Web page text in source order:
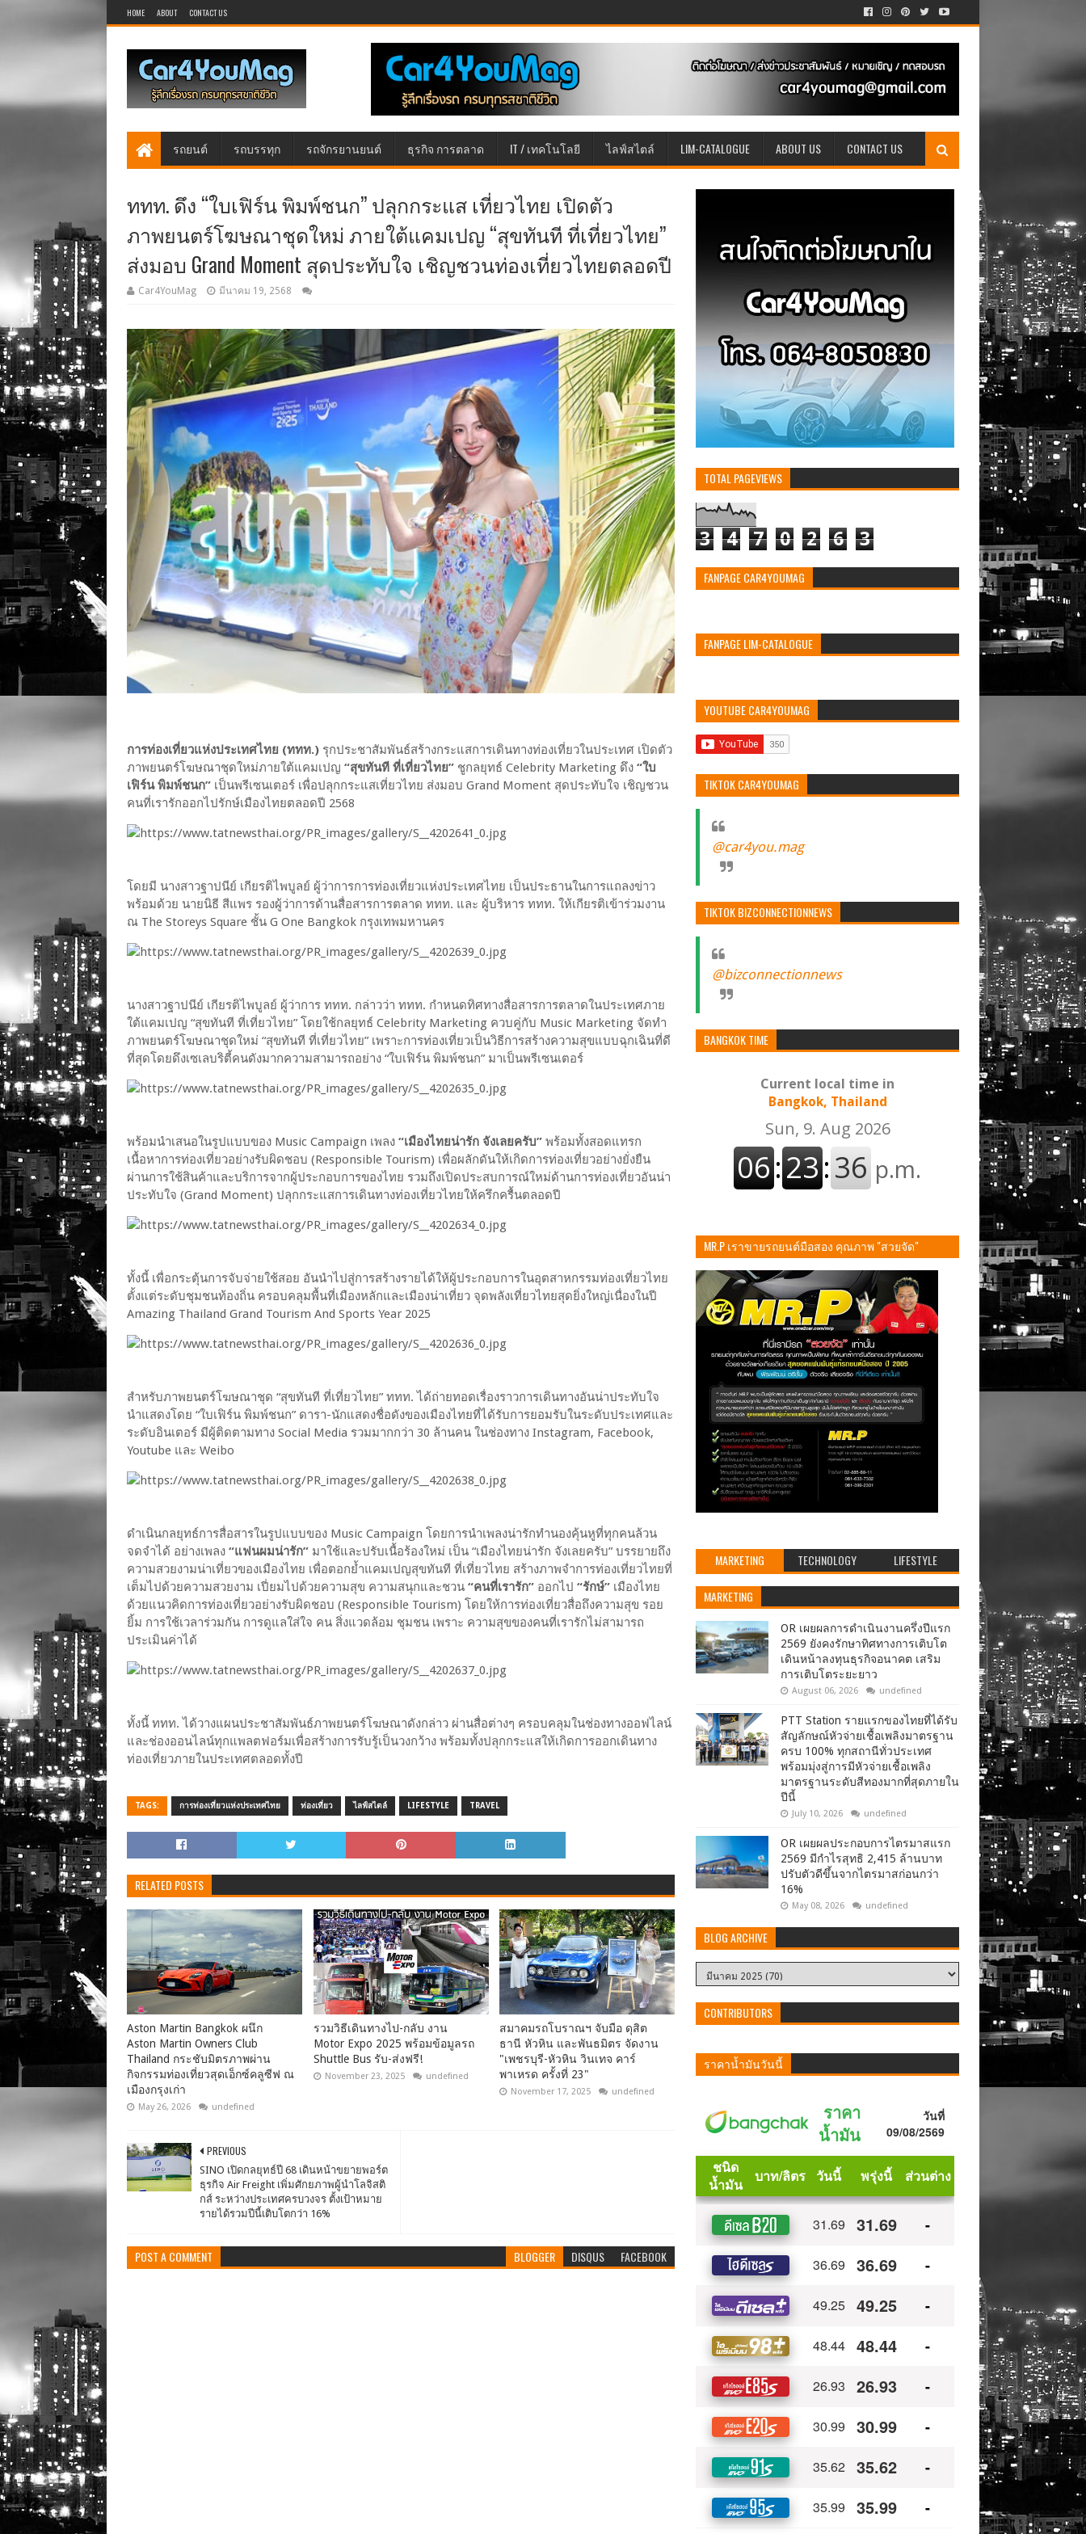
HOME ABOUT CONTACT US
รถยนต์ รถบรรทุก รถจักรยานยนต์ ธุรกิจ การตลาด IT / เทคโนโลยี ไลฟ์สไตล์ LIM-CATALOGUE ABOUT US CONTACT US
ททท. ดึง “ใบเฟิร์น พิมพ์ชนก” ปลุกกระแส เที่ยวไทย เปิดตัว
ภาพยนตร์โฆษณาชุดใหม่ ภายใต้แคมเปญ “สุขทันที ที่เที่ยวไทย”
ส่งมอบ Grand Moment สุดประทับใจ เชิญชวนท่องเที่ยวไทยตลอดปี
Car4YouMag มีนาคม 19, 2568
การท่องเที่ยวแห่งประเทศไทย (ททท.) รุกประชาสัมพันธ์สร้างกระแสการเดินทางท่องเที่ยวในประเทศ เปิดตัว
ภาพยนตร์โฆษณาชุดใหม่ภายใต้แคมเปญ “สุขทันที ที่เที่ยวไทย” ชูกลยุทธ์ Celebrity Marketing ดึง “ใบ
เฟิร์น พิมพ์ชนก” เป็นพรีเซนเตอร์ เพื่อปลุกกระแสเที่ยวไทย ส่งมอบ Grand Moment สุดประทับใจ เชิญชวน
คนที่เรารักออกไปรักษ์เมืองไทยตลอดปี 2568
โดยมี นางสาวฐาปนีย์ เกียรติไพบูลย์ ผู้ว่าการการท่องเที่ยวแห่งประเทศไทย เป็นประธานในการแถลงข่าว
พร้อมด้วย นายนิธี สีแพร รองผู้ว่าการด้านสื่อสารการตลาด ททท. และ ผู้บริหาร ททท. ให้เกียรติเข้าร่วมงาน
ณ The Storeys Square ชั้น G One Bangkok กรุงเทพมหานคร
นางสาวฐาปนีย์ เกียรติไพบูลย์ ผู้ว่าการ ททท. กล่าวว่า ททท. กำหนดทิศทางสื่อสารการตลาดในประเทศภาย
ใต้แคมเปญ “สุขทันที ที่เที่ยวไทย” โดยใช้กลยุทธ์ Celebrity Marketing ควบคู่กับ Music Marketing จัดทำ
ภาพยนตร์โฆษณาชุดใหม่ “สุขทันที ที่เที่ยวไทย” เพราะการท่องเที่ยวเป็นวิธีการสร้างความสุขแบบฉุกเฉินที่ดี
ที่สุดโดยดึงเซเลบริตี้คนดังมากความสามารถอย่าง “ใบเฟิร์น พิมพ์ชนก” มาเป็นพรีเซนเตอร์
พร้อมนำเสนอในรูปแบบของ Music Campaign เพลง “เมืองไทยน่ารัก จังเลยครับ” พร้อมทั้งสอดแทรก
เนื้อหาการท่องเที่ยวอย่างรับผิดชอบ (Responsible Tourism) เพื่อผลักดันให้เกิดการท่องเที่ยวอย่างยั่งยืน
ผ่านการใช้สินค้าและบริการจากผู้ประกอบการของไทย รวมถึงเปิดประสบการณ์ใหม่ด้านการท่องเที่ยวอันน่า
ประทับใจ (Grand Moment) ปลุกกระแสการเดินทางท่องเที่ยวไทยให้ครึกครื้นตลอดปี
ทั้งนี้ เพื่อกระตุ้นการจับจ่ายใช้สอย อันนำไปสู่การสร้างรายได้ให้ผู้ประกอบการในอุตสาหกรรมท่องเที่ยวไทย
ตั้งแต่ระดับชุมชนท้องถิ่น ครอบคลุมพื้นที่เมืองหลักและเมืองน่าเที่ยว จุดพลังเที่ยวไทยสุดยิ่งใหญ่เนื่องในปี
Amazing Thailand Grand Tourism And Sports Year 2025
สำหรับภาพยนตร์โฆษณาชุด “สุขทันที ที่เที่ยวไทย” ททท. ได้ถ่ายทอดเรื่องราวการเดินทางอันน่าประทับใจ
นำแสดงโดย “ใบเฟิร์น พิมพ์ชนก” ดารา-นักแสดงชื่อดังของเมืองไทยที่ได้รับการยอมรับในระดับประเทศและ
ระดับอินเตอร์ มีผู้ติดตามทาง Social Media รวมมากกว่า 30 ล้านคน ในช่องทาง Instagram, Facebook,
Youtube และ Weibo
ดำเนินกลยุทธ์การสื่อสารในรูปแบบของ Music Campaign โดยการนำเพลงน่ารักทำนองคุ้นหูที่ทุกคนล้วน
จดจำได้ อย่างเพลง “แฟนผมน่ารัก” มาใช้และปรับเนื้อร้องใหม่ เป็น “เมืองไทยน่ารัก จังเลยครับ” บรรยายถึง
ความสวยงามน่าเที่ยวของเมืองไทย เพื่อตอกย้ำแคมเปญสุขทันที ที่เที่ยวไทย สร้างภาพจำการท่องเที่ยวไทยที่
เต็มไปด้วยความสวยงาม เปี่ยมไปด้วยความสุข ความสนุกและชวน “คนที่เรารัก” ออกไป “รักษ์” เมืองไทย
ด้วยแนวคิดการท่องเที่ยวอย่างรับผิดชอบ (Responsible Tourism) โดยให้การท่องเที่ยวสื่อถึงความสุข รอย
ยิ้ม การใช้เวลาร่วมกัน การดูแลใส่ใจ คน สิ่งแวดล้อม ชุมชน เพราะ ความสุขของคนที่เรารักไม่สามารถ
ประเมินค่าได้
ทั้งนี้ ททท. ได้วางแผนประชาสัมพันธ์ภาพยนตร์โฆษณาดังกล่าว ผ่านสื่อต่างๆ ครอบคลุมในช่องทางออฟไลน์
และช่องออนไลน์ทุกแพลตฟอร์มเพื่อสร้างการรับรู้เป็นวงกว้าง พร้อมทั้งปลุกกระแสให้เกิดการออกเดินทาง
ท่องเที่ยวภายในประเทศตลอดทั้งปี
TAGS: การท่องเที่ยวแห่งประเทศไทย ท่องเที่ยว ไลฟ์สไตล์ LIFESTYLE TRAVEL
RELATED POSTS
Aston Martin Bangkok ผนึก
Aston Martin Owners Club
Thailand กระชับมิตรภาพผ่าน
กิจกรรมท่องเที่ยวสุดเอ็กซ์คลูซีฟ ณ
เมืองกรุงเก่า
May 26, 2026 undefined
รวมวิธีเดินทางไป-กลับ งาน
Motor Expo 2025 พร้อมข้อมูลรถ
Shuttle Bus รับ-ส่งฟรี!
November 23, 2025 undefined
สมาคมรถโบราณฯ จับมือ ดุสิต
ธานี หัวหิน และพันธมิตร จัดงาน
"เพชรบุรี-หัวหิน วินเทจ คาร์
พาเหรด ครั้งที่ 23"
November 17, 2025 undefined
PREVIOUS
SINO เปิดกลยุทธ์ปี 68 เดินหน้าขยายพอร์ต
ธุรกิจ Air Freight เพิ่มศักยภาพผู้นำโลจิสติ
กส์ ระหว่างประเทศครบวงจร ตั้งเป้าหมาย
รายได้รวมปีนี้เติบโตกว่า 16%
POST A COMMENT BLOGGER DISQUS FACEBOOK
TOTAL PAGEVIEWS
3 4 7 0 2 6 3
FANPAGE CAR4YOUMAG
FANPAGE LIM-CATALOGUE
YOUTUBE CAR4YOUMAG
TIKTOK CAR4YOUMAG
@car4you.mag
TIKTOK BIZCONNECTIONNEWS
@bizconnectionnews
BANGKOK TIME
Current local time in
Bangkok, Thailand
MR.P เราขายรถยนต์มือสอง คุณภาพ "สวยจัด"
MARKETING TECHNOLOGY LIFESTYLE
MARKETING
OR เผยผลการดำเนินงานครึ่งปีแรก
2569 ยังคงรักษาทิศทางการเติบโต
เดินหน้าลงทุนธุรกิจอนาคต เสริม
การเติบโตระยะยาว
August 06, 2026 undefined
PTT Station รายแรกของไทยที่ได้รับ
สัญลักษณ์หัวจ่ายเชื้อเพลิงมาตรฐาน
ครบ 100% ทุกสถานีทั่วประเทศ
พร้อมมุ่งสู่การมีหัวจ่ายเชื้อเพลิง
มาตรฐานระดับสีทองมากที่สุดภายใน
ปีนี้
July 10, 2026 undefined
OR เผยผลประกอบการไตรมาสแรก
2569 มีกำไรสุทธิ 2,415 ล้านบาท
ปรับตัวดีขึ้นจากไตรมาสก่อนกว่า
16%
May 08, 2026 undefined
BLOG ARCHIVE
CONTRIBUTORS
ราคาน้ำมันวันนี้